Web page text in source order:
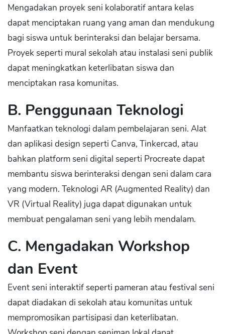
Mengadakan proyek seni kolaboratif antara kelas
dapat menciptakan ruang yang aman dan mendukung
bagi siswa untuk berinteraksi dan belajar bersama.
Proyek seperti mural sekolah atau instalasi seni publik
dapat meningkatkan keterlibatan siswa dan
menciptakan rasa komunitas.
B. Penggunaan Teknologi
Manfaatkan teknologi dalam pembelajaran seni. Alat
dan aplikasi design seperti Canva, Tinkercad, atau
bahkan platform seni digital seperti Procreate dapat
membantu siswa berinteraksi dengan seni dalam cara
yang modern. Teknologi AR (Augmented Reality) dan
VR (Virtual Reality) juga dapat digunakan untuk
membuat pengalaman seni yang lebih mendalam.
C. Mengadakan Workshop
dan Event
Event seni interaktif seperti pameran atau festival seni
dapat diadakan di sekolah atau komunitas untuk
mempromosikan partisipasi dan keterlibatan.